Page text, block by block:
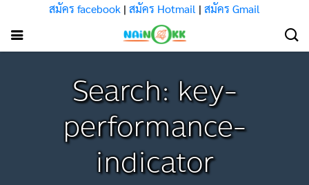
สมัคร facebook | สมัคร Hotmail | สมัคร Gmail
Search: key-
performance-
indicator